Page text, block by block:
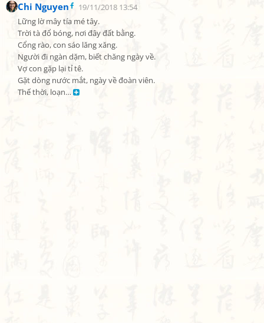
Chi Nguyen
19/11/2018 13:54
Lững lờ mây tía mé tây.
Trời tà đổ bóng, nơi đây đất bằng.
Cổng rào, con sáo lăng xăng.
Người đi ngàn dặm, biết chăng ngày về.
Vợ con gặp lại tỉ tê.
Gặt dòng nước mắt, ngày về đoàn viên.
Thế thời, loạn…